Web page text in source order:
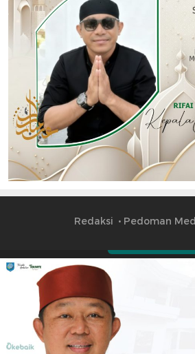
Redaksi Pedoman